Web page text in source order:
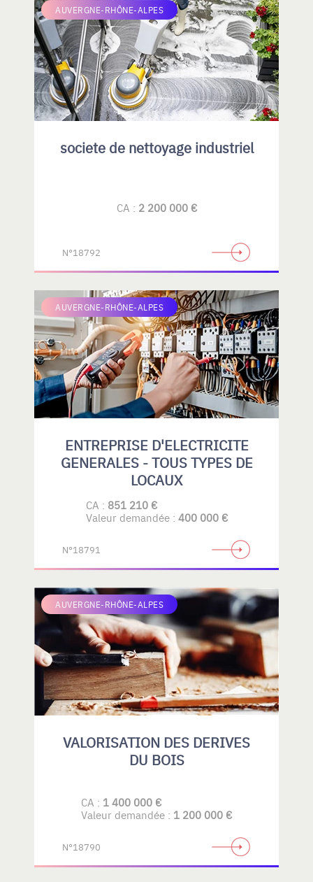
AUVERGNE-RHÔNE-ALPES
societe de nettoyage industriel
CA : 2 200 000 €
N°18792
AUVERGNE-RHÔNE-ALPES
ENTREPRISE D'ELECTRICITE
GENERALES - TOUS TYPES DE
LOCAUX
CA : 851 210 €
Valeur demandée : 400 000 €
N°18791
AUVERGNE-RHÔNE-ALPES
VALORISATION DES DERIVES
DU BOIS
CA : 1 400 000 €
Valeur demandée : 1 200 000 €
N°18790